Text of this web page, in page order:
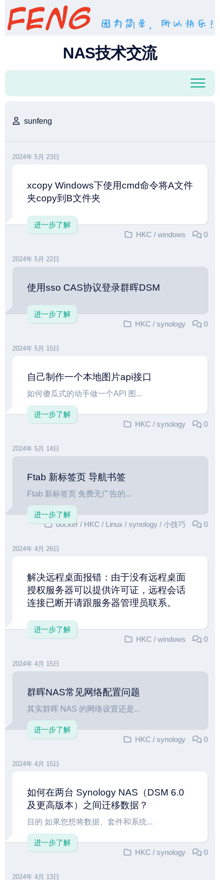
NAS技术交流
sunfeng
2024年 5月 23日
xcopy Windows下使用cmd命令将A文件
夹copy到B文件夹
进一步了解
HKC / windows 0
2024年 5月 22日
使用sso CAS协议登录群晖DSM
进一步了解
HKC / synology 0
2024年 5月 15日
自己制作一个本地图片api接口
如何傻瓜式的动手做一个API 图...
进一步了解
HKC / synology 0
2024年 5月 14日
Ftab 新标签页 导航书签
Ftab 新标签页 免费无广告的...
进一步了解
docker / HKC / Linux / synology / 小技巧 0
2024年 4月 26日
解决远程桌面报错：由于没有远程桌面
授权服务器可以提供许可证，远程会话
连接已断开请跟服务器管理员联系。
进一步了解
HKC / windows 0
2024年 4月 15日
群晖NAS常见网络配置问题
其实群晖 NAS 的网络设置还是...
进一步了解
HKC / synology 0
2024年 4月 15日
如何在两台 Synology NAS（DSM 6.0
及更高版本）之间迁移数据？
目的 如果您想将数据、套件和系统...
进一步了解
HKC / synology 0
2024年 4月 13日